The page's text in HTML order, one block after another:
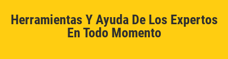
Herramientas Y Ayuda De Los Expertos
En Todo Momento